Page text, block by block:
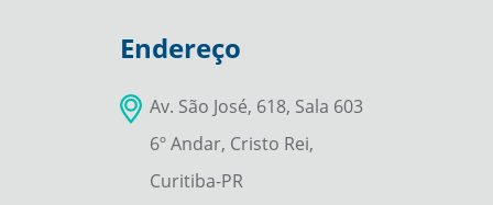
Endereço
Av. São José, 618, Sala 603
6º Andar, Cristo Rei,
Curitiba-PR